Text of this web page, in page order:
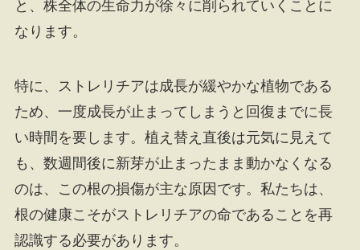
と、株全体の生命力が徐々に削られていくことに
なります。
特に、ストレリチアは成長が緩やかな植物である
ため、一度成長が止まってしまうと回復までに長
い時間を要します。植え替え直後は元気に見えて
も、数週間後に新芽が止まったまま動かなくなる
のは、この根の損傷が主な原因です。私たちは、
根の健康こそがストレリチアの命であることを再
認識する必要があります。